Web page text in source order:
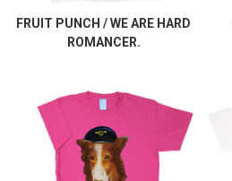
FRUIT PUNCH / WE ARE HARD
ROMANCER.